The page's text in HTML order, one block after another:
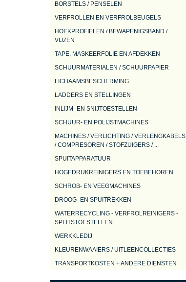
BORSTELS / PENSELEN
VERFROLLEN EN VERFROLBEUGELS
HOEKPROFIELEN / BEWAPENIGSBAND /
VIJZEN
TAPE, MASKEERFOLIE EN AFDEKKEN
SCHUURMATERIALEN / SCHUURPAPIER
LICHAAMSBESCHERMING
LADDERS EN STELLINGEN
INLIJM- EN SNIJTOESTELLEN
SCHUUR- EN POLIJSTMACHINES
MACHINES / VERLICHTING / VERLENGKABELS
/ COMPRESOREN / STOFZUIGERS / ...
SPUITAPPARATUUR
HOGEDRUKREINIGERS EN TOEBEHOREN
SCHROB- EN VEEGMACHINES
DROOG- EN SPUITREKKEN
WATERRECYCLING - VERFROLREINIGERS -
SPLITSTOESTELLEN
WERKKLEDIJ
KLEURENWAAIERS / UITLEENCOLLECTIES
TRANSPORTKOSTEN + ANDERE DIENSTEN